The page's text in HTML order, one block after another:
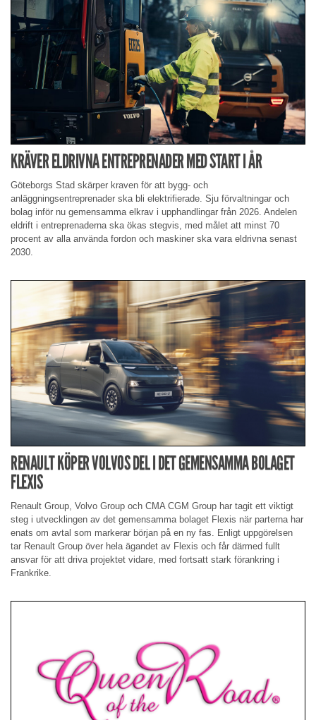
KRÄVER ELDRIVNA ENTREPRENADER MED START I ÅR
Göteborgs Stad skärper kraven för att bygg- och
anläggningsentreprenader ska bli elektrifierade. Sju förvaltningar och
bolag inför nu gemensamma elkrav i upphandlingar från 2026. Andelen
eldrift i entreprenaderna ska ökas stegvis, med målet att minst 70
procent av alla använda fordon och maskiner ska vara eldrivna senast
2030.
RENAULT KÖPER VOLVOS DEL I DET GEMENSAMMA BOLAGET
FLEXIS
Renault Group, Volvo Group och CMA CGM Group har tagit ett viktigt
steg i utvecklingen av det gemensamma bolaget Flexis när parterna har
enats om avtal som markerar början på en ny fas. Enligt uppgörelsen
tar Renault Group över hela ägandet av Flexis och får därmed fullt
ansvar för att driva projektet vidare, med fortsatt stark förankring i
Frankrike.